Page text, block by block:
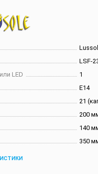
LSF-
LED
1
E14
21
200
140
350